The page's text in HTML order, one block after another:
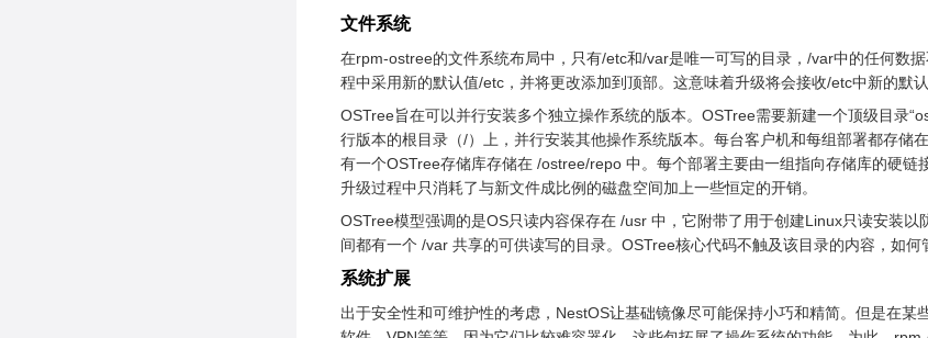
文件系统
在rpm-ostree的文件系统布局中，只有/etc和/var是唯一可写的目录，/var中的任何数
程中采用新的默认值/etc，并将更改添加到顶部。这意味着升级将会接收/etc中新的默
OSTree旨在可以并行安装多个独立操作系统的版本。OSTree需要新建一个顶级目录
行版本的根目录（/）上，并行安装其他操作系统版本。每台客户机和每组部署都存储
有一个OSTree存储库存储在 /ostree/repo 中。每个部署主要由一组指向存储库的硬链
升级过程中只消耗了与新文件成比例的磁盘空间加上一些恒定的开销。
OSTree模型强调的是OS只读内容保存在 /usr 中，它附带了用于创建Linux只读安装
间都有一个 /var 共享的可供读写的目录。OSTree核心代码不触及该目录的内容，如何
系统扩展
出于安全性和可维护性的考虑，NestOS让基础镜像尽可能保持小巧和精简。但是在